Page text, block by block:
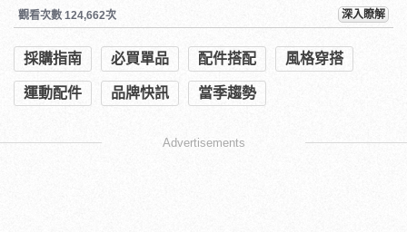
觀看次數 124,662次 深入瞭解
採購指南 必買單品 配件搭配 風格穿搭
運動配件 品牌快訊 當季趨勢
Advertisements